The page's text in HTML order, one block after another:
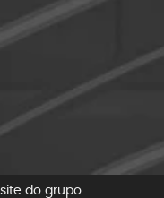
do grupo